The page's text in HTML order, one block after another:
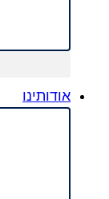
אודותינו